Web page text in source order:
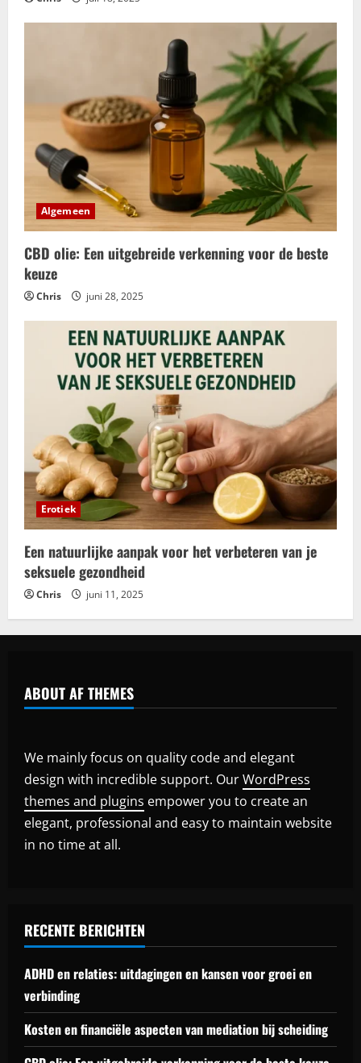
Algemeen
CBD olie: Een uitgebreide verkenning voor de beste
keuze
Chris juni 28, 2025
Erotiek
Een natuurlijke aanpak voor het verbeteren van je
seksuele gezondheid
Chris juni 11, 2025
ABOUT AF THEMES
We mainly focus on quality code and elegant
design with incredible support. OurWordPress
themes and plugins empower you to create an
elegant, professional and easy to maintain website
in no time at all.
RECENTE BERICHTEN
ADHD en relaties: uitdagingen en kansen voor groei en
verbinding
Kosten en financiële aspecten van mediation bij scheiding